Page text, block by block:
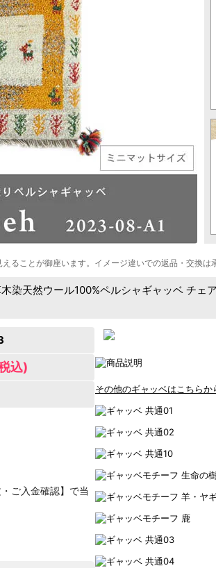
ることが御座います。イメージ違いでの返品・交換は
木染天然ウール100%ペルシャギャッベ チ
込)
ご入金確認】で当
その他のギャッベはこちらか